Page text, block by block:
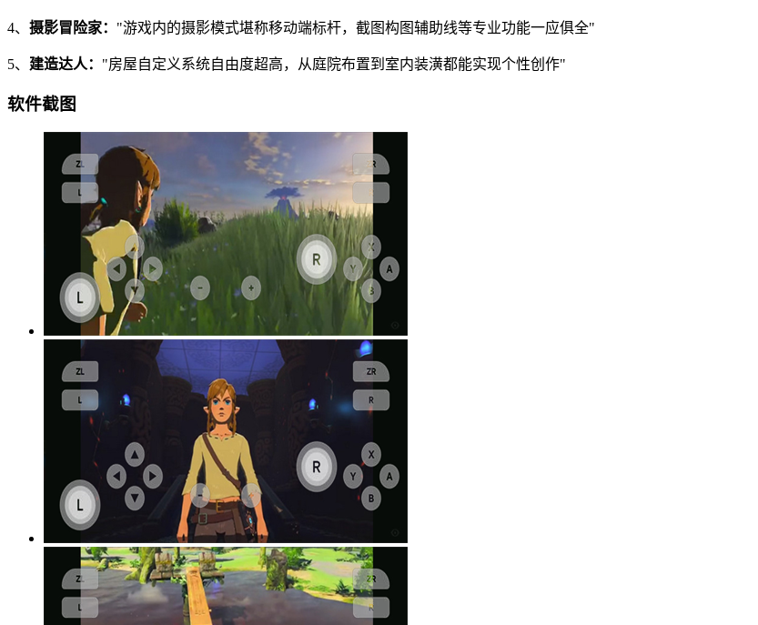
4、 摄影冒险家： "游戏内的摄影模式堪称移动端标杆，截图构图辅助线等专业功能一应俱全"
5、 建造达人： "房屋自定义系统自由度超高，从庭院布置到室内装潢都能实现个性创作"
软件截图